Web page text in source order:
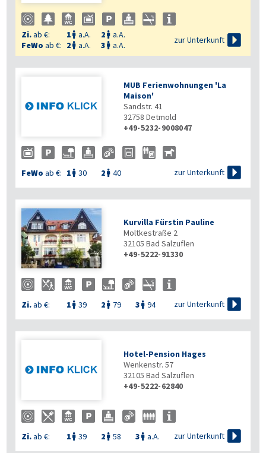
Zi.ab €: 1  a.A. 2  a.A.
FeWo ab €: 2  a.A. 3  a.A.
zur Unterkunft 
MUB Ferienwohnungen 'La
Maison'
Sandstr. 41
32758 Detmold
+49-5232-9008047
FeWo ab €: 1  30 2  40 zur Unterkunft 

Kurvilla Fürstin Pauline
Moltkestraße 2
32105 Bad Salzuflen
+49-5222-91330
Zi.ab €: 1  39 2  79 3  94 zur Unterkunft 
Hotel-Pension Hages
Wenkenstr. 57
32105 Bad Salzuflen
+49-5222-62840
Zi.ab €: 1  39 2  58 3  a.A. zur Unterkunft 